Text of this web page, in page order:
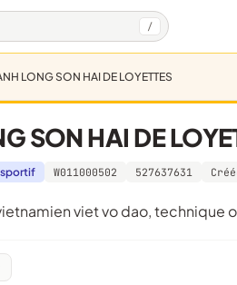
/
LONG SON HAI DE LOYETTES
SON HAI DE
sportif W011000502 527637631
viet vo dao, technique